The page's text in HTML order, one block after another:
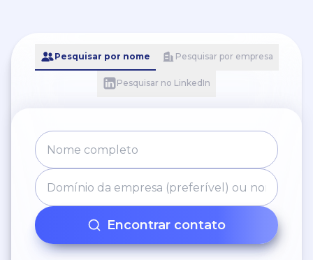
Pesquisar por nome Pesquisar por empresa
Pesquisar no LinkedIn
Encontrar contato